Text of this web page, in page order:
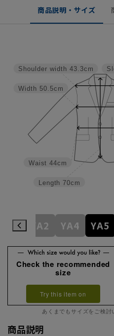
商品説明・サイズ
Length 70cm
Waist 44cm
Width 50.5cm
Shoulder width 43.3cm
YA1 YA2 YA4 YA5
Check the recommended
size
Try this item on
あくまでもサイズをご検討
商品説明